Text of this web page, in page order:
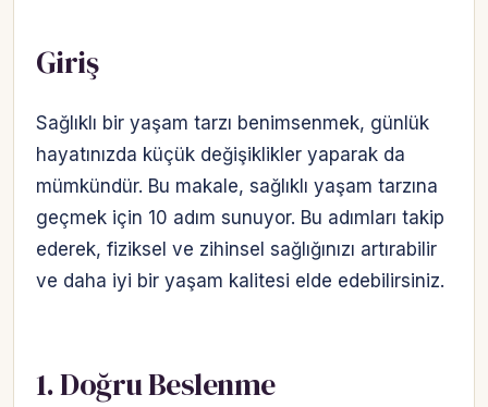
Giriş
Sağlıklı bir yaşam tarzı benimsenmek, günlük
hayatınızda küçük değişiklikler yaparak da
mümkündür. Bu makale, sağlıklı yaşam tarzına
geçmek için 10 adım sunuyor. Bu adımları takip
ederek, fiziksel ve zihinsel sağlığınızı artırabilir
ve daha iyi bir yaşam kalitesi elde edebilirsiniz.
1. Doğru Beslenme